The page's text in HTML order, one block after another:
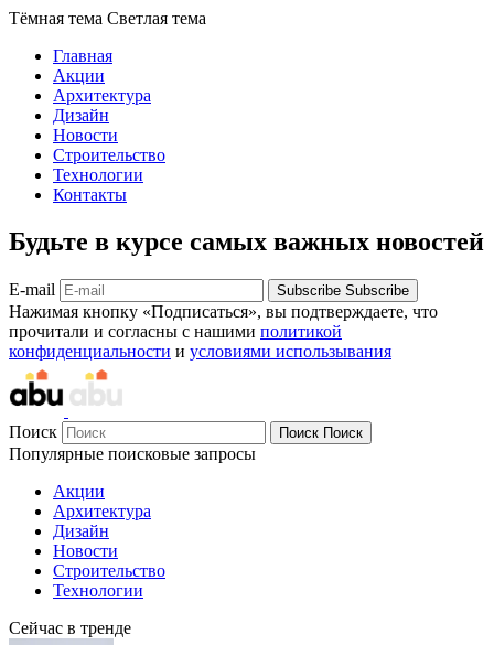
Тёмная тема Светлая тема
Главная
Акции
Архитектура
Дизайн
Новости
Строительство
Технологии
Контакты
Будьте в курсе самых важных новостей
E-mail Subscribe Subscribe
Нажимая кнопку «Подписаться», вы подтверждаете, что
прочитали и согласны с нашими политикой
конфиденциальности и условиями использывания
Поиск Поиск Поиск
Популярные поисковые запросы
Акции
Архитектура
Дизайн
Новости
Строительство
Технологии
Сейчас в тренде